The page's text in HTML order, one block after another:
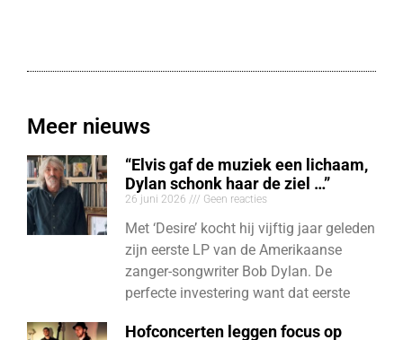
Meer nieuws
“Elvis gaf de muziek een lichaam,
Dylan schonk haar de ziel …”
26 juni 2026 Geen reacties
Met ‘Desire’ kocht hij vijftig jaar geleden
zijn eerste LP van de Amerikaanse
zanger-songwriter Bob Dylan. De
perfecte investering want dat eerste
Hofconcerten leggen focus op